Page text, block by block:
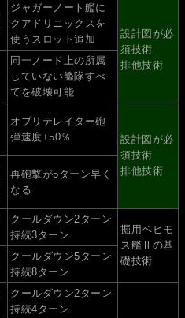
ジャガーノート艦に
クアドリニックスを
使うスロット追加
設計図が必
須技術
排他技術
同一ノード上の所属
していない艦隊すべ
てを破壊可能
オブリテレイター砲
弾速度+50％
設計図が必
須技術
排他技術
再砲撃が5ターン早く
なる
クールダウン2ターン
持続3ターン
掘用ベヒモ
ス艦Ⅱの基
礎技術
クールダウン5ターン
持続8ターン
クールダウン2ターン
持続4ターン